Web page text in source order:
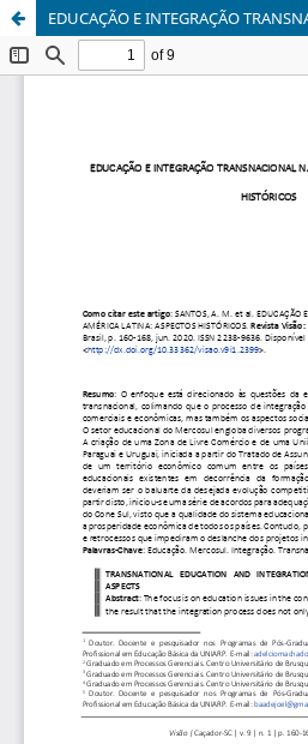
EDUCAÇÃO E INTEGRAÇÃO